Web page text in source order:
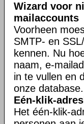
Wizard voor
mailaccounts
Voorheen
SMTP- en
kennen. Nu
naam, e-
in te vullen en
onze database.
Eén-klik-
Het één-klik-